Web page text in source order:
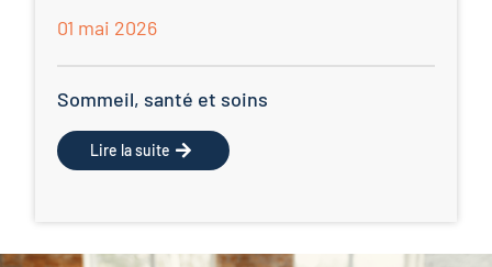
01 mai 2026
Sommeil, santé et soins
Lire la suite